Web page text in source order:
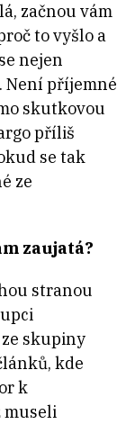
začnou vám
to vyšlo a
nejen
Není příjemné
skutkovou
příliš
se tak
ze
zaujatá?
stranou
skupiny
kde
k
museli